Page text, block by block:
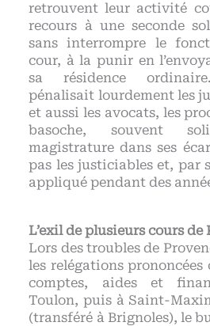
retrouvent leur activité
recours à une seconde
sans interrompre le
cour, à la punir en
sa résidence
pénalisait lourdement les
et aussi les avocats, les
basoche, souvent
magistrature dans ses
pas les justiciables et, par
appliqué pendant des
L’exil de plusieurs cours de
Lors des troubles de
les relégations
comptes, aides et
Toulon, puis à Saint-
(transféré à Brignoles), le